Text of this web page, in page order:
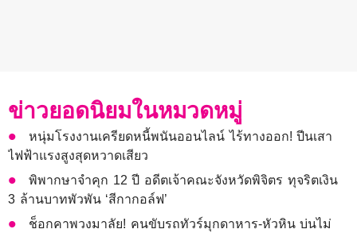
ข่าวยอดนิยมในหมวดหมู่
หนุ่มโรงงานเครียดหนี้พนันออนไลน์ ไร้ทางออก! ปีนเสา
ไฟฟ้าแรงสูงสุดหวาดเสียว
พิพากษาจำคุก 12 ปี อดีตเจ้าคณะจังหวัดพิจิตร ทุจริตเงิน
3 ล้านบาทพัวพัน ‘สีกากอล์ฟ’
ช็อกคาพวงมาลัย! คนขับรถทัวร์มุกดาหาร-หัวหิน บ่นไม่